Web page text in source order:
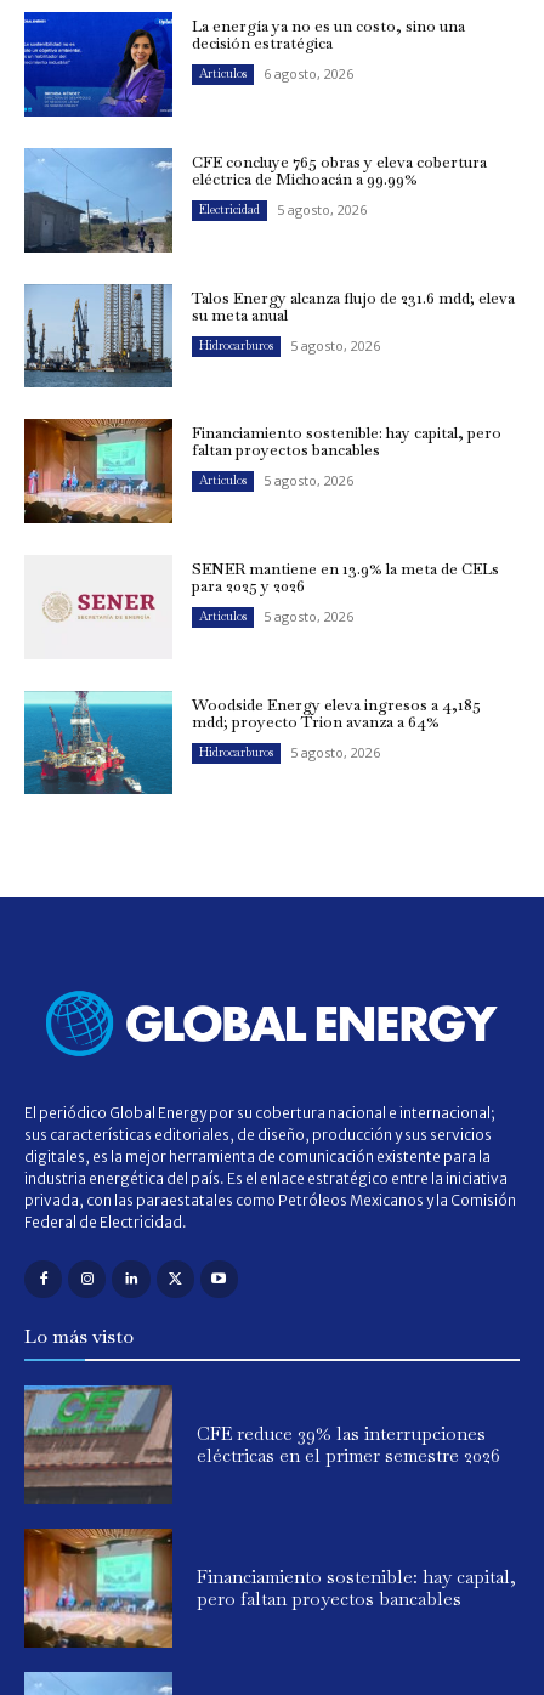
La energía ya no es un costo, sino una
decisión estratégica
Artículos 6 agosto, 2026
CFE concluye 765 obras y eleva cobertura
eléctrica de Michoacán a 99.99%
Electricidad 5 agosto, 2026
Talos Energy alcanza flujo de 231.6 mdd; eleva
su meta anual
Hidrocarburos 5 agosto, 2026
Financiamiento sostenible: hay capital, pero
faltan proyectos bancables
Artículos 5 agosto, 2026
SENER mantiene en 13.9% la meta de CELs
para 2025 y 2026
Artículos 5 agosto, 2026
Woodside Energy eleva ingresos a 4,185
mdd; proyecto Trion avanza a 64%
Hidrocarburos 5 agosto, 2026
El periódico Global Energy por su cobertura nacional e internacional;
sus características editoriales, de diseño, producción y sus servicios
digitales, es la mejor herramienta de comunicación existente para la
industria energética del país. Es el enlace estratégico entre la iniciativa
privada, con las paraestatales como Petróleos Mexicanos y la Comisión
Federal de Electricidad.
Lo más visto
CFE reduce 39% las interrupciones
eléctricas en el primer semestre 2026
Financiamiento sostenible: hay capital,
pero faltan proyectos bancables